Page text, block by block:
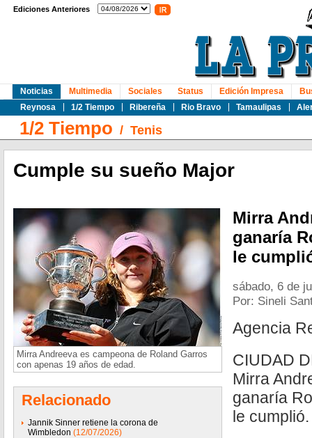
Ediciones Anteriores
Noticias
Reynosa
1/2 Tiempo Ribereña Rio Bravo Tamaulipas
Multimedia Sociales Status Edición Impresa
1/2 Tiempo / Tenis
Cumple su sueño Major
Mirra Andreeva es campeona de Roland Garros
con apenas 19 años de edad.
Relacionado
Jannik Sinner retiene la corona de
Wimbledon (12/07/2026)
Mirra
ganaría
le
sábado, 6 de
Por: Sineli
Agencia
CIUDAD
Mirra
ganaría
le cumplió.